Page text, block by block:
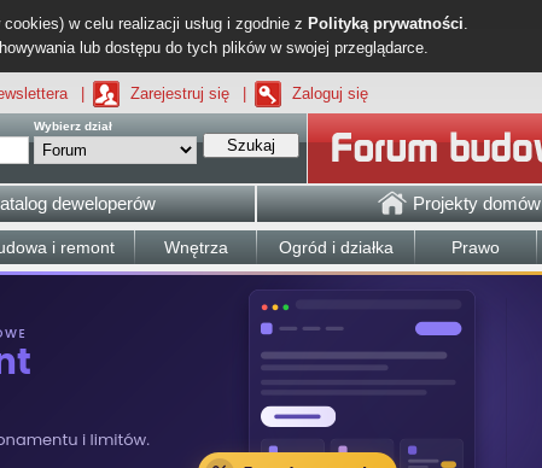
w celu realizacji usług i zgodnie z Polityką prywatności.
lub dostępu do tych plików w swojej przeglądarce.
Zarejestruj się Zaloguj się
Wybierz dział
Szukaj
deweloperów Projekty domów
i remont Wnętrza Ogród i działka Prawo